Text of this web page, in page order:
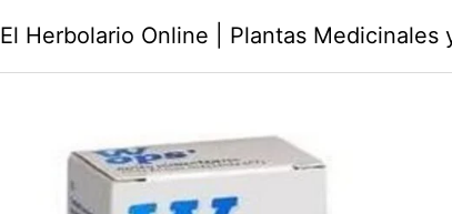
El Herbolario Online | Plantas Medicinales